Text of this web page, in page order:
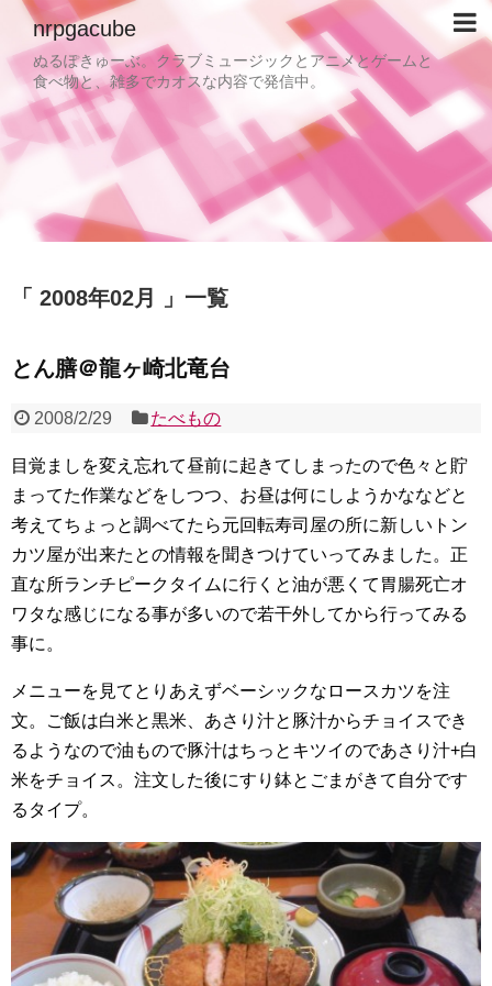
nrpgacube
ぬるぽきゅーぶ。クラブミュージックとアニメとゲームと
食べ物と、雑多でカオスな内容で発信中。
2008年02月 一覧
とん膳＠龍ヶ崎北竜台
2008/2/29 たべもの
目覚ましを変え忘れて昼前に起きてしまったので色々と貯
まってた作業などをしつつ、お昼は何にしようかななどと
考えてちょっと調べてたら元回転寿司屋の所に新しいトン
カツ屋が出来たとの情報を聞きつけていってみました。正
直な所ランチピークタイムに行くと油が悪くて胃腸死亡オ
ワタな感じになる事が多いので若干外してから行ってみる
事に。
メニューを見てとりあえずベーシックなロースカツを注
文。ご飯は白米と黒米、あさり汁と豚汁からチョイスでき
るようなので油もので豚汁はちっとキツイのであさり汁+白
米をチョイス。注文した後にすり鉢とごまがきて自分です
るタイプ。